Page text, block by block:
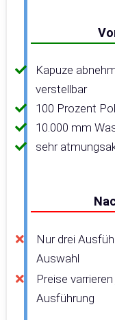
Kapuze
verstellbar
100 Prozent
10.000 mm
sehr
Nur drei
Auswahl
Preise
Ausführung